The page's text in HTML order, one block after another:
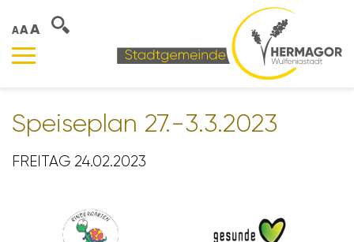
AAA
Spei­se­plan 27.-3.3.2023
FREITAG 24.02.2023